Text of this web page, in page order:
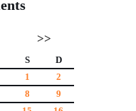
>>
S
D
1
2
8
9